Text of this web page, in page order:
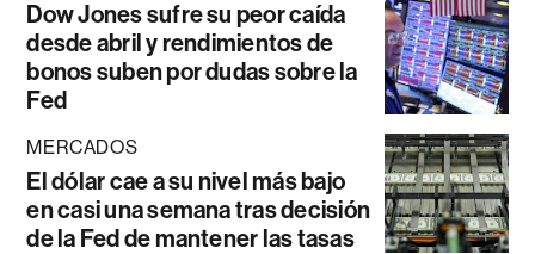
Dow Jones sufre su peor caída
desde abril y rendimientos de
bonos suben por dudas sobre la
Fed
MERCADOS
El dólar cae a su nivel más bajo
en casi una semana tras decisión
de la Fed de mantener las tasas